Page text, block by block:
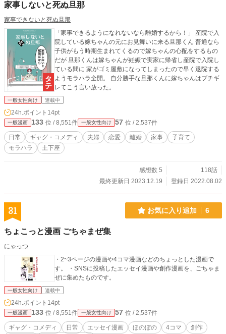
家事しないと死ぬ旦那
家事できないと死ぬ旦那
「家事できるようになれないなら離婚するから！」 産院で入
院している嫁ちゃんの元にお見舞いに来る旦那くん 普通なら
子供がもう時期生まれてくるので嫁ちゃんの心配をするもの
だが 旦那くんは嫁ちゃんが妊娠で実家に帰省し産院で入院し
ている間に 家がゴミ屋敷になってしまったので早く退院する
ようモラハラ全開。 自分勝手な旦那くんに嫁ちゃんはブチギ
レてこう言い放った。
一般女性向け 連載中
24h.ポイント 14pt
一般漫画 133 位 / 8,551件 一般女性向け 57 位 / 2,537件
日常 ギャグ・コメディ 夫婦 恋愛 離婚 家事
子育て
モラハラ
土下座
感想数 5
118話
最終更新日 2023.12.19
登録日 2022.08.02
31 お気に入り追加 6
ちょこっと漫画 ごちゃまぜ集
にゃっつ
・2~3ページの漫画や4コマ漫画などのちょっとした漫画で
す。 ・SNSに投稿したエッセイ漫画や創作漫画を、ごちゃま
ぜに集めたものです。
一般女性向け 連載中
24h.ポイント 14pt
一般漫画 133 位 / 8,551件 一般女性向け 57 位 / 2,537件
ギャグ・コメディ 日常 エッセイ漫画 ほのぼの 4コマ
創作